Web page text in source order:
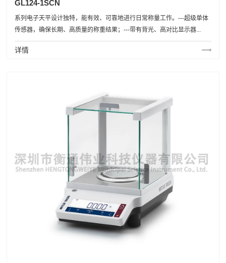
GL124-1SCN
系列电子天平设计独特，能有效、可靠地进行日常称量工作。---超级单体
传感器，确保长期、高质量的称重结果；---带有背光、高对比显示器...
详情